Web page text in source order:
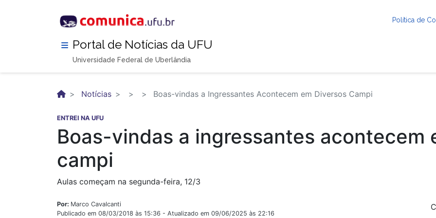
Política de
Portal de Notícias da UFU
Universidade Federal de Uberlândia
Notícias Boas-vindas a Ingressantes Acontecem em Diversos Campi
ENTREI NA UFU
Boas-vindas a ingressantes acontecem
campi
Aulas começam na segunda-feira, 12/3
Por: Marco Cavalcanti
Publicado em 08/03/2018 às 15:36 - Atualizado em 09/06/2025 às 22:16